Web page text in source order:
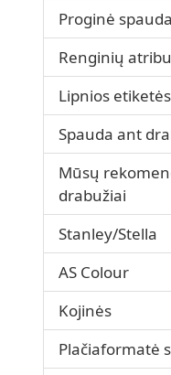
Proginė spauda
Renginių
Lipnios etiketės
Spauda ant
Mūsų
drabužiai
Stanley/Stella
AS Colour
Kojinės
Plačiaformatė